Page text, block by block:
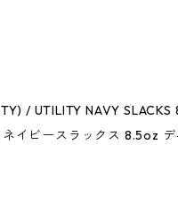
/ UTILITY NAVY
イビースラックス 8.5oz